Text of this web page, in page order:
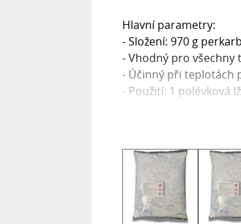
Hlavní parametry:
- Složení: 970 g
- Vhodný pro
- Účinný při teplotách
- Použití: 1 polévková
- Ideální pro
Perkarbonát sodný s
a zápachu v
zbytečného zatížení